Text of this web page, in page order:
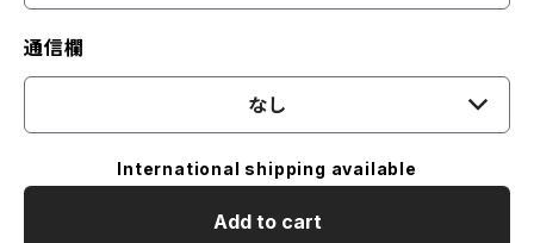
通信欄
なし
International shipping available
Add to cart